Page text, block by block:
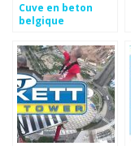
Cuve en beton
belgique